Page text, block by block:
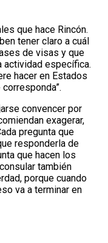
que hace Rincón.
tener claro a cuál
de visas y que
actividad específica.
hacer en Estados
convencer por
exagerar,
pregunta que
responderla de
que hacen los
también
porque cuando
va a terminar en